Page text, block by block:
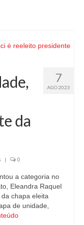
7
AGO 2023
da
| 0
a categoria no
Eleandra Raquel
chapa eleita
de unidade,